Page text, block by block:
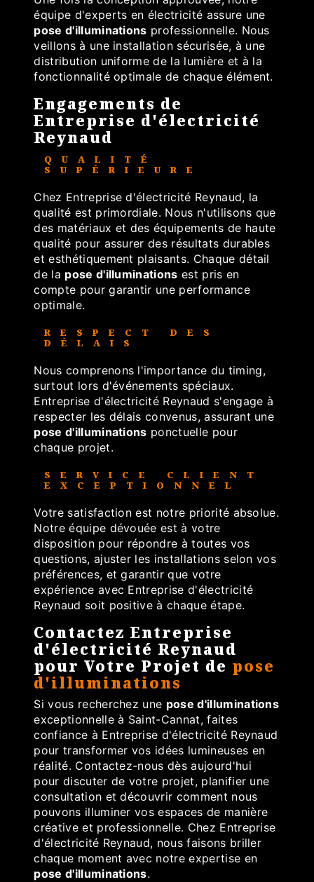
équipe d'experts en électricité assure une
pose d'illuminations professionnelle. Nous
veillons à une installation sécurisée, à une
distribution uniforme de la lumière et à la
fonctionnalité optimale de chaque élément.
Engagements de
Entreprise d'électricité
Reynaud
QUALITÉ
SUPÉRIEURE
Chez Entreprise d'électricité Reynaud, la
qualité est primordiale. Nous n'utilisons que
des matériaux et des équipements de haute
qualité pour assurer des résultats durables
et esthétiquement plaisants. Chaque détail
de la pose d'illuminations est pris en
compte pour garantir une performance
optimale.
RESPECT DES
DÉLAIS
Nous comprenons l'importance du timing,
surtout lors d'événements spéciaux.
Entreprise d'électricité Reynaud s'engage à
respecter les délais convenus, assurant une
pose d'illuminations ponctuelle pour
chaque projet.
SERVICE CLIENT
EXCEPTIONNEL
Votre satisfaction est notre priorité absolue.
Notre équipe dévouée est à votre
disposition pour répondre à toutes vos
questions, ajuster les installations selon vos
préférences, et garantir que votre
expérience avec Entreprise d'électricité
Reynaud soit positive à chaque étape.
Contactez Entreprise
d'électricité Reynaud
pour Votre Projet de pose
d'illuminations
Si vous recherchez une pose d'illuminations
exceptionnelle à Saint-Cannat, faites
confiance à Entreprise d'électricité Reynaud
pour transformer vos idées lumineuses en
réalité. Contactez-nous dès aujourd'hui
pour discuter de votre projet, planifier une
consultation et découvrir comment nous
pouvons illuminer vos espaces de manière
créative et professionnelle. Chez Entreprise
d'électricité Reynaud, nous faisons briller
chaque moment avec notre expertise en
pose d'illuminations.